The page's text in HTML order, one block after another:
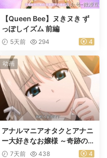
【Queen Bee】ヌきヌき ず
っぽしイズム 前編
5天前 294 4
动画
アナルマニアオタクとアナニ
ー大好きなお嬢様 ～奇跡の
マッチング～ 前編
7天前 438 4